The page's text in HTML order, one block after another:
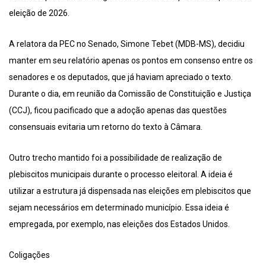
eleição de 2026.
A relatora da PEC no Senado, Simone Tebet (MDB-MS), decidiu
manter em seu relatório apenas os pontos em consenso entre os
senadores e os deputados, que já haviam apreciado o texto.
Durante o dia, em reunião da Comissão de Constituição e Justiça
(CCJ), ficou pacificado que a adoção apenas das questões
consensuais evitaria um retorno do texto à Câmara.
Outro trecho mantido foi a possibilidade de realização de
plebiscitos municipais durante o processo eleitoral. A ideia é
utilizar a estrutura já dispensada nas eleições em plebiscitos que
sejam necessários em determinado município. Essa ideia é
empregada, por exemplo, nas eleições dos Estados Unidos.
Coligações